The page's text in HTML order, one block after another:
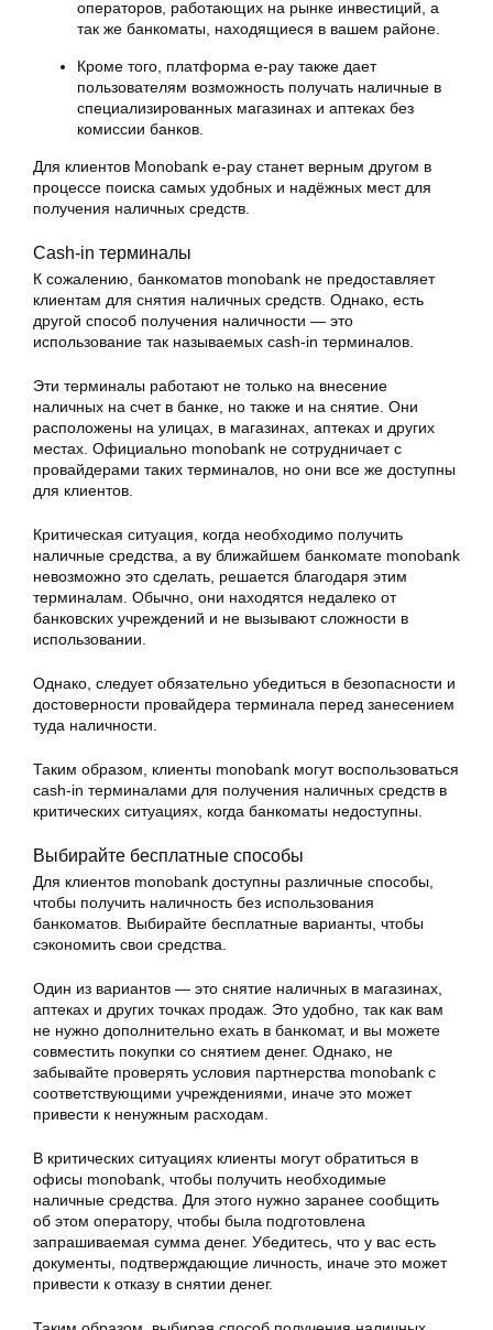
операторов, работающих на рынке инвестиций, а
так же банкоматы, находящиеся в вашем районе.
Кроме того, платформа e-pay также дает
пользователям возможность получать наличные в
специализированных магазинах и аптеках без
комиссии банков.
Для клиентов Monobank e-pay станет верным другом в
процессе поиска самых удобных и надёжных мест для
получения наличных средств.
Cash-in терминалы
К сожалению, банкоматов monobank не предоставляет
клиентам для снятия наличных средств. Однако, есть
другой способ получения наличности — это
использование так называемых cash-in терминалов.
Эти терминалы работают не только на внесение
наличных на счет в банке, но также и на снятие. Они
расположены на улицах, в магазинах, аптеках и других
местах. Официально monobank не сотрудничает с
провайдерами таких терминалов, но они все же доступны
для клиентов.
Критическая ситуация, когда необходимо получить
наличные средства, а ву ближайшем банкомате monobank
невозможно это сделать, решается благодаря этим
терминалам. Обычно, они находятся недалеко от
банковских учреждений и не вызывают сложности в
использовании.
Однако, следует обязательно убедиться в безопасности и
достоверности провайдера терминала перед занесением
туда наличности.
Таким образом, клиенты monobank могут воспользоваться
cash-in терминалами для получения наличных средств в
критических ситуациях, когда банкоматы недоступны.
Выбирайте бесплатные способы
Для клиентов monobank доступны различные способы,
чтобы получить наличность без использования
банкоматов. Выбирайте бесплатные варианты, чтобы
сэкономить свои средства.
Один из вариантов — это снятие наличных в магазинах,
аптеках и других точках продаж. Это удобно, так как вам
не нужно дополнительно ехать в банкомат, и вы можете
совместить покупки со снятием денег. Однако, не
забывайте проверять условия партнерства monobank с
соответствующими учреждениями, иначе это может
привести к ненужным расходам.
В критических ситуациях клиенты могут обратиться в
офисы monobank, чтобы получить необходимые
наличные средства. Для этого нужно заранее сообщить
об этом оператору, чтобы была подготовлена
запрашиваемая сумма денег. Убедитесь, что у вас есть
документы, подтверждающие личность, иначе это может
привести к отказу в снятии денег.